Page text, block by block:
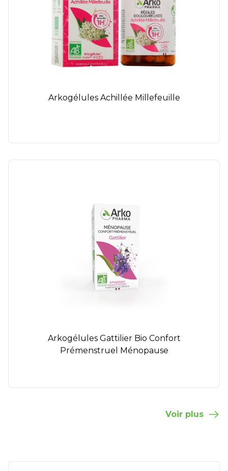
Arkogélules Achillée Millefeuille
Arkogélules Gattilier Bio Confort
Prémenstruel Ménopause
Voir plus